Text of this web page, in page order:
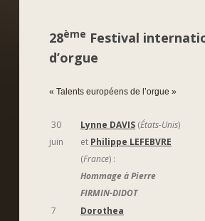
28ème Festival
d’orgue
« Talents européens de l’orgue »
30
juin
Lynne DAVIS (États-Unis)
et Philippe LEFEBVRE
(France) :
Hommage à Pierre
FIRMIN-DIDOT
7
Dorothea